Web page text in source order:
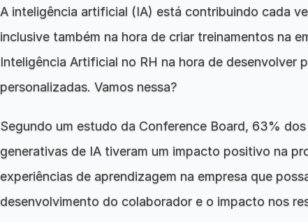
A inteligência artificial (IA) está contribuindo cada
inclusive também na hora de criar treinamentos na
Inteligência Artificial no RH na hora de desenvolver
personalizadas. Vamos nessa?
Segundo um estudo da Conference Board, 63%
generativas de IA tiveram um impacto positivo na
experiências de aprendizagem na empresa que
desenvolvimento do colaborador e o impacto nos